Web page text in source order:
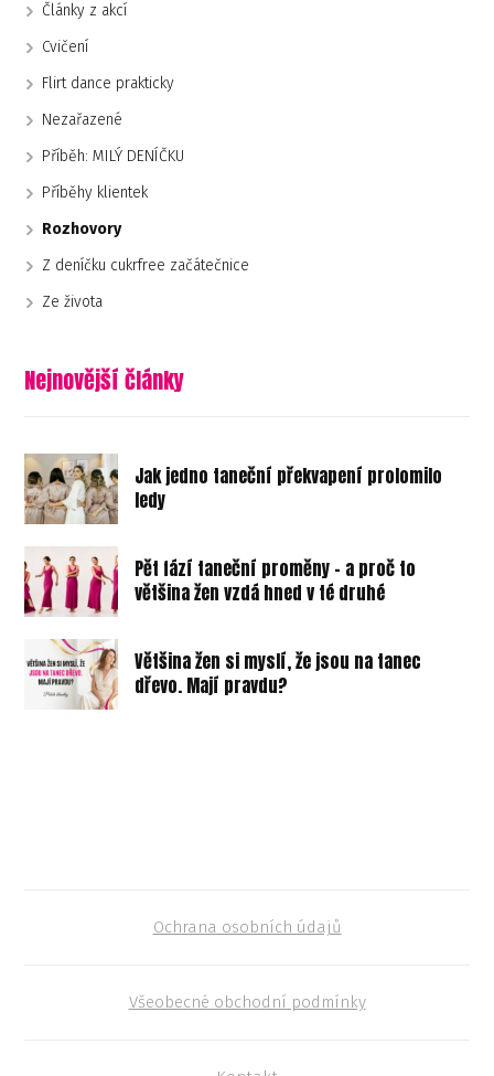
Články z akcí
Cvičení
Flirt dance prakticky
Nezařazené
Příběh: MILÝ DENÍČKU
Příběhy klientek
Rozhovory
Z deníčku cukrfree začátečnice
Ze života
Nejnovější články
Jak jedno taneční překvapení prolomilo
ledy
Pět fází taneční proměny - a proč to
většina žen vzdá hned v té druhé
Většina žen si myslí, že jsou na tanec
dřevo. Mají pravdu?
Ochrana osobních údajů
Všeobecné obchodní podmínky